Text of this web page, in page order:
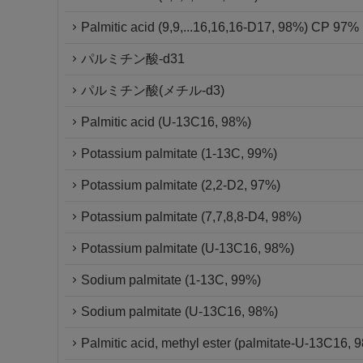
Palmitic acid (9,9,...16,16,16-D17, 98%) CP 97%
パルミチン酸-d31
パルミチン酸(メチル-d3)
Palmitic acid (U-13C16, 98%)
Potassium palmitate (1-13C, 99%)
Potassium palmitate (2,2-D2, 97%)
Potassium palmitate (7,7,8,8-D4, 98%)
Potassium palmitate (U-13C16, 98%)
Sodium palmitate (1-13C, 99%)
Sodium palmitate (U-13C16, 98%)
Palmitic acid, methyl ester (palmitate-U-13C16,